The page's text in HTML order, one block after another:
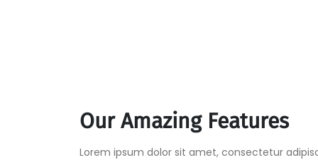
Our Amazing Features
Lorem ipsum dolor sit amet, consectetur